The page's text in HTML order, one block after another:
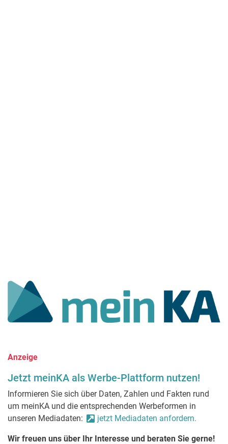
Anzeige
Jetzt meinKA als Werbe-Plattform nutzen!
Informieren Sie sich über Daten, Zahlen und Fakten rund
um meinKA und die entsprechenden Werbeformen in
unseren Mediadaten:
jetzt Mediadaten anfordern.
Wir freuen uns über Ihr Interesse und beraten Sie gerne!